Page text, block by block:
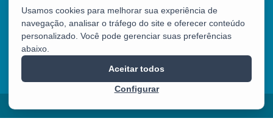
Tel.: (27) 3347-5630
Usamos cookies para melhorar sua experiência de
navegação, analisar o tráfego do site e oferecer conteúdo
personalizado. Você pode gerenciar suas preferências
abaixo.
Configurar
Aceitar todos